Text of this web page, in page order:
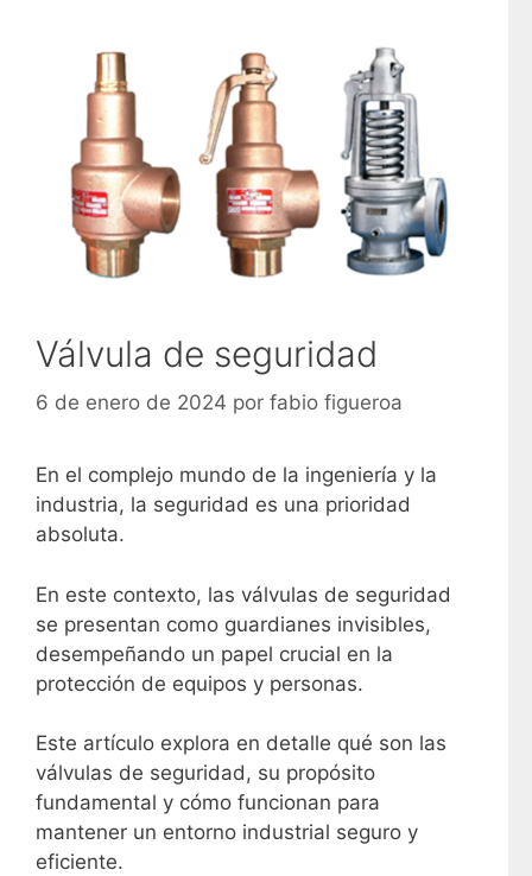
Válvula de seguridad
6 de enero de 2024 por fabio figueroa
En el complejo mundo de la ingeniería y la
industria, la seguridad es una prioridad
absoluta.
En este contexto, las válvulas de seguridad
se presentan como guardianes invisibles,
desempeñando un papel crucial en la
protección de equipos y personas.
Este artículo explora en detalle qué son las
válvulas de seguridad, su propósito
fundamental y cómo funcionan para
mantener un entorno industrial seguro y
eficiente.